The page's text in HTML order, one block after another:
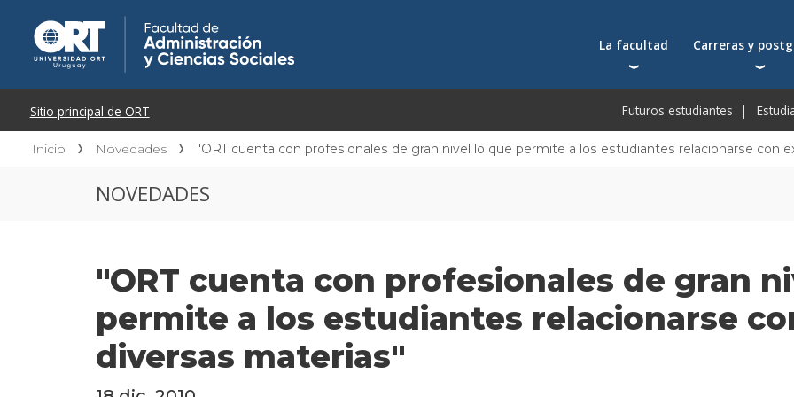
La facultad
Autoridades
Docentes visitantes
Conferencias en YouTube
Escuela de Negocios
Carreras y
Carreras
Postgrados
Tecnicaturas
Futuros estudiantes
Inicio Novedades "ORT cuenta con profesionales de gran nivel lo que permite a los estudiantes relacionarse con
NOVEDADES
"ORT cuenta con profesionales de gran
permite a los estudiantes relacionarse
diversas materias"